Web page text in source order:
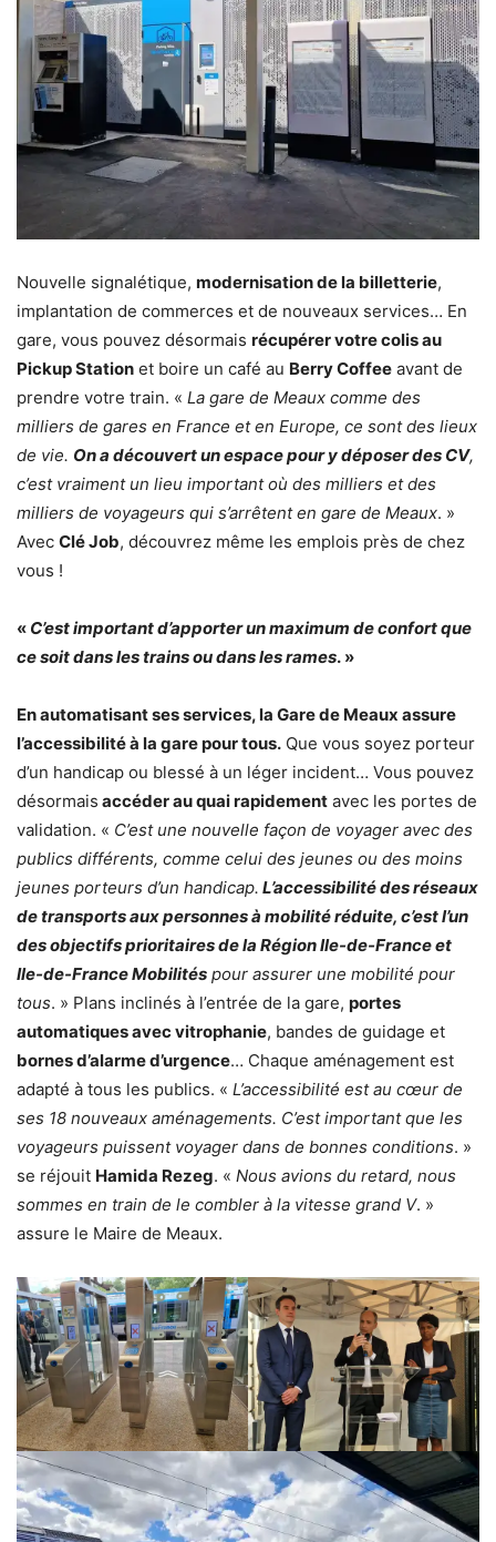
Nouvelle signalétique, modernisation de la billetterie,
implantation de commerces et de nouveaux services… En
gare, vous pouvez désormais récupérer votre colis au
Pickup Station et boire un café au Berry Coffee avant de
prendre votre train. « La gare de Meaux comme des
milliers de gares en France et en Europe, ce sont des lieux
de vie. On a découvert un espace pour y déposer des CV,
c’est vraiment un lieu important où des milliers et des
milliers de voyageurs qui s’arrêtent en gare de Meaux. »
Avec Clé Job, découvrez même les emplois près de chez
vous !
« C’est important d’apporter un maximum de confort que
ce soit dans les trains ou dans les rames. »
En automatisant ses services, la Gare de Meaux assure
l’accessibilité à la gare pour tous. Que vous soyez porteur
d’un handicap ou blessé à un léger incident… Vous pouvez
désormais accéder au quai rapidement avec les portes de
validation. « C’est une nouvelle façon de voyager avec des
publics différents, comme celui des jeunes ou des moins
jeunes porteurs d’un handicap. L’accessibilité des réseaux
de transports aux personnes à mobilité réduite, c’est l’un
des objectifs prioritaires de la Région Ile-de-France et
Ile-de-France Mobilités pour assurer une mobilité pour
tous. » Plans inclinés à l’entrée de la gare, portes
automatiques avec vitrophanie, bandes de guidage et
bornes d’alarme d’urgence… Chaque aménagement est
adapté à tous les publics. « L’accessibilité est au cœur de
ses 18 nouveaux aménagements. C’est important que les
voyageurs puissent voyager dans de bonnes conditions. »
se réjouit Hamida Rezeg. « Nous avions du retard, nous
sommes en train de le combler à la vitesse grand V. »
assure le Maire de Meaux.